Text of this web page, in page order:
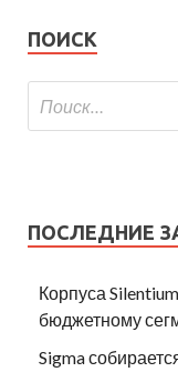
ПОИСК
ПОСЛЕДНИЕ
Корпуса
бюджетному
Sigma